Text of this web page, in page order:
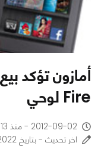
Fire لوحي
2012-09-02 - منذ 13 سنة
اخر تحديث - بتاريخ 2022-02-08